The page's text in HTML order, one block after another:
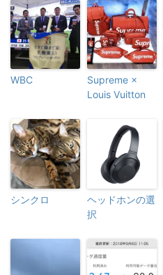
WBC
Supreme ×
Louis Vuitton
シンクロ
ヘッドホンの選
択